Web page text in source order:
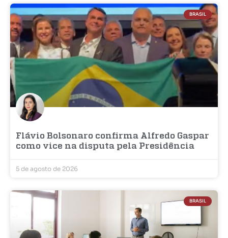
BRASIL
Flávio Bolsonaro confirma Alfredo Gaspar
como vice na disputa pela Presidência
5 de agosto de 2026
BRASIL